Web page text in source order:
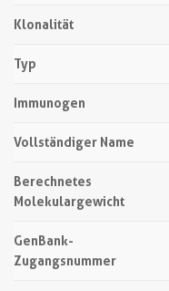
Klonalität
Typ
Immunogen
Vollständiger Name
Berechnetes
Molekulargewicht
GenBank-
Zugangsnummer